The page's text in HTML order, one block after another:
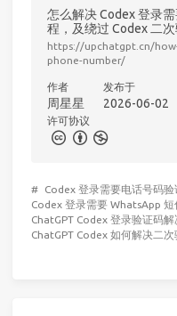
怎么解决 Codex 登录
程，及绕过 Codex 二
https://upchatgpt.cn/
phone-number/
作者
周星星
发布于
2026-06-02
许可协议
#
Codex 登录需要电话号码验
Codex 登录需要 WhatsApp 短
ChatGPT Codex 登录验证码
ChatGPT Codex 如何解决二次